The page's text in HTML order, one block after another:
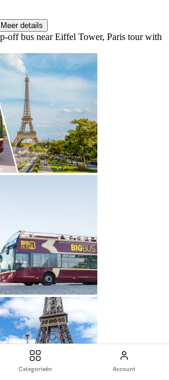
Categorieën Account
Meer details
off bus near Eiffel Tower, Paris tour with